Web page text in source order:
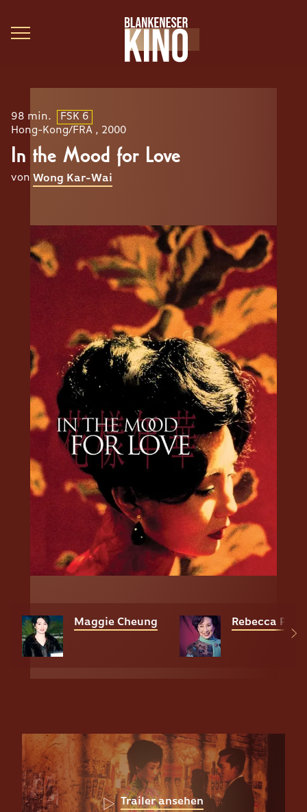
98 min.
FSK 6
Hong-Kong/FRA , 2000
In the Mood for Love
von Wong Kar-Wai
Maggie Cheung Rebecca Pan
Trailer ansehen